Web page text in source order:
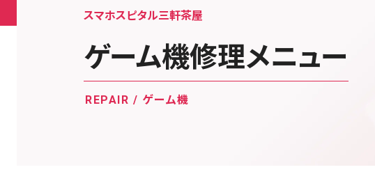
スマホスピタル三軒茶屋
ゲーム機修理メニュー
REPAIR / ゲーム機